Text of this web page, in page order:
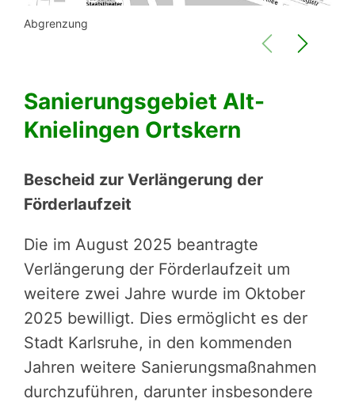
Abgrenzung
Sanierungsgebiet Alt-
Knielingen Ortskern
Bescheid zur Verlängerung der
Förderlaufzeit
Die im August 2025 beantragte
Verlängerung der Förderlaufzeit um
weitere zwei Jahre wurde im Oktober
2025 bewilligt. Dies ermöglicht es der
Stadt Karlsruhe, in den kommenden
Jahren weitere Sanierungsmaßnahmen
durchzuführen, darunter insbesondere